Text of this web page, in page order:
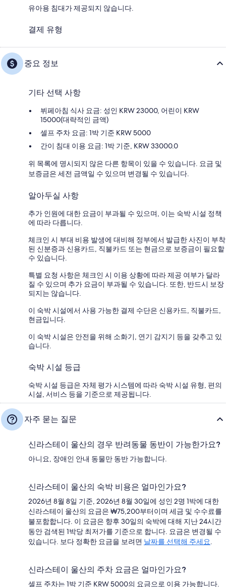
유아용 침대가 제공되지 않습니다.
결제 유형
중요 정보
기타 선택 사항
뷔페아침 식사 요금: 성인 KRW 23000, 어린이 KRW
15000(대략적인 금액)
셀프 주차 요금: 1박 기준 KRW 5000
간이 침대 이용 요금: 1박 기준, KRW 33000.0
위 목록에 명시되지 않은 다른 항목이 있을 수 있습니다. 요금 및
보증금은 세전 금액일 수 있으며 변경될 수 있습니다.
알아두실 사항
추가 인원에 대한 요금이 부과될 수 있으며, 이는 숙박 시설 정책
에 따라 다릅니다.
체크인 시 부대 비용 발생에 대비해 정부에서 발급한 사진이 부착
된 신분증과 신용카드, 직불카드 또는 현금으로 보증금이 필요할
수 있습니다.
특별 요청 사항은 체크인 시 이용 상황에 따라 제공 여부가 달라
질 수 있으며 추가 요금이 부과될 수 있습니다. 또한, 반드시 보장
되지는 않습니다.
이 숙박 시설에서 사용 가능한 결제 수단은 신용카드, 직불카드,
현금입니다.
이 숙박 시설은 안전을 위해 소화기, 연기 감지기 등을 갖추고 있
습니다.
숙박 시설 등급
숙박 시설 등급은 자체 평가 시스템에 따라 숙박 시설 유형, 편의
시설, 서비스 등을 기준으로 제공됩니다.
자주 묻는 질문
신라스테이 울산의 경우 반려동물 동반이 가능한가요?
아니요, 장애인 안내 동물만 동반 가능합니다.
신라스테이 울산의 숙박 비용은 얼마인가요?
2026년 8월 8일 기준, 2026년 8월 30일에 성인 2명 1박에 대한
신라스테이 울산의 요금은 ₩75,200부터이며 세금 및 수수료를
불포함합니다. 이 요금은 향후 30일의 숙박에 대해 지난 24시간
동안 검색된 1박당 최저가를 기준으로 합니다. 요금은 변경될 수
있습니다. 보다 정확한 요금을 보려면 날짜를 선택해 주세요.
신라스테이 울산의 주차 요금은 얼마인가요?
셀프 주차는 1박 기준 KRW 5000의 요금으로 이용 가능합니다.